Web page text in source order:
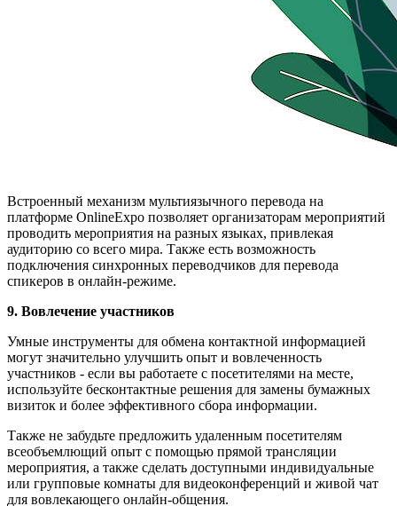
Встроенный механизм мультиязычного перевода на
платформе OnlineExpo позволяет организаторам мероприятий
проводить мероприятия на разных языках, привлекая
аудиторию со всего мира. Также есть возможность
подключения синхронных переводчиков для перевода
спикеров в онлайн-режиме.
9. Вовлечение участников
Умные инструменты для обмена контактной информацией
могут значительно улучшить опыт и вовлеченность
участников - если вы работаете с посетителями на месте,
используйте бесконтактные решения для замены бумажных
визиток и более эффективного сбора информации.
Также не забудьте предложить удаленным посетителям
всеобъемлющий опыт с помощью прямой трансляции
мероприятия, а также сделать доступными индивидуальные
или групповые комнаты для видеоконференций и живой чат
для вовлекающего онлайн-общения.